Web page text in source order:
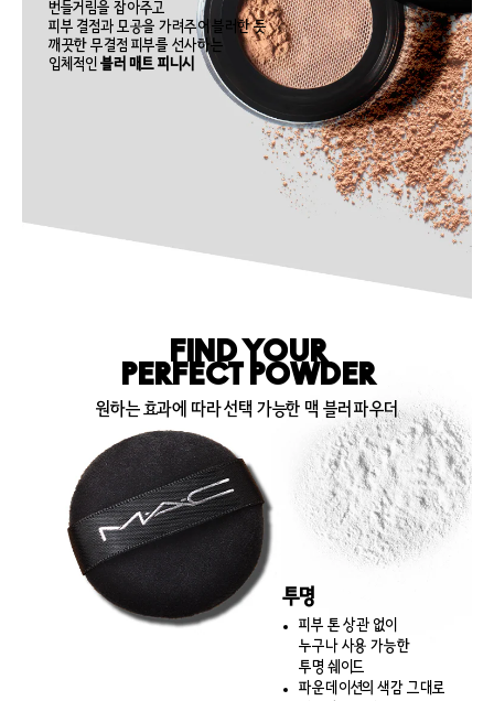
번들거림을 잡아주고
피부 결점과 모공을 가려주어 블러한 듯
깨끗한 무결점 피부를 선사하는
입체적인 블러 매트 피니시
FIND YOUR
PERFECT POWDER
원하는 효과에 따라 선택 가능한 맥 블러 파우더
투명
피부 톤 상관 없이
누구나 사용 가능한
투명 쉐이드
파운데이션의 색감 그대로